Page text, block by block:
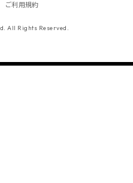
ご利用規約
All Rights Reserved.